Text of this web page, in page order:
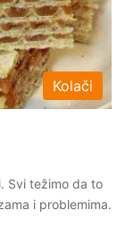
Kolači
Svi težimo da to
i problemima.